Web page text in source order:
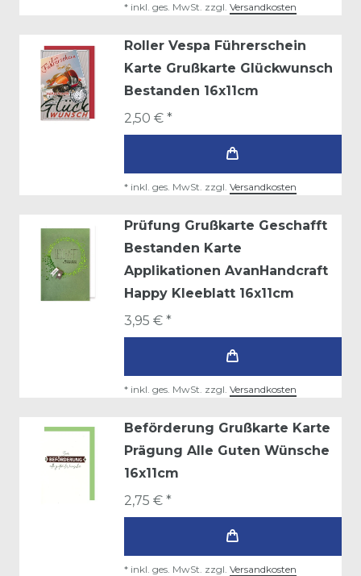
* inkl. ges. MwSt. zzgl. Versandkosten
Roller Vespa Führerschein
Karte Grußkarte Glückwunsch
Bestanden 16x11cm
2,50 € *
* inkl. ges. MwSt. zzgl. Versandkosten
Prüfung Grußkarte Geschafft
Bestanden Karte
Applikationen AvanHandcraft
Happy Kleeblatt 16x11cm
3,95 € *
* inkl. ges. MwSt. zzgl. Versandkosten
Beförderung Grußkarte Karte
Prägung Alle Guten Wünsche
16x11cm
2,75 € *
* inkl. ges. MwSt. zzgl. Versandkosten